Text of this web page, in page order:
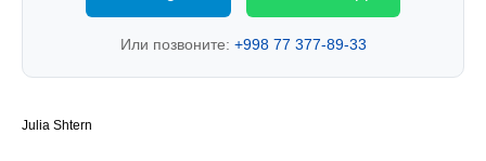
Или позвоните: +998 77 377-89-33
Julia Shtern